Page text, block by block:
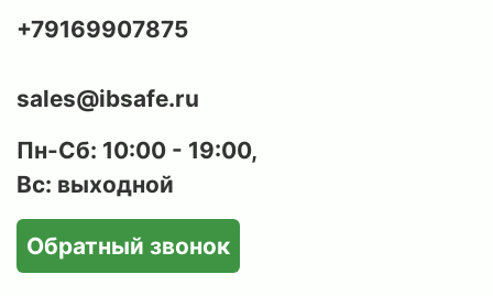
+79169907875
sales@ibsafe.ru
Пн-Сб: 10:00 - 19:00,
Вс: выходной
Обратный звонок